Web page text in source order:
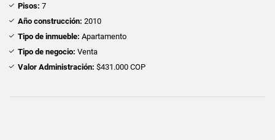
Pisos: 7
Año construcción: 2010
Tipo de inmueble: Apartamento
Tipo de negocio: Venta
Valor Administración: $431.000 COP